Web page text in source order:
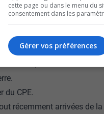
lieu au Noranda Hôtel-
André Oscheduszko.
15 et 20 000 dollars.
au sein du CPE,
mentionne
du CPE.
récemment arrivées de
cette page ou dans le menu du
consentement dans les
Gérer vos préférences